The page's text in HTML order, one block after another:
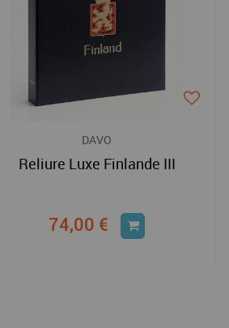
DAVO
Reliure Luxe Finlande III
74,00 €